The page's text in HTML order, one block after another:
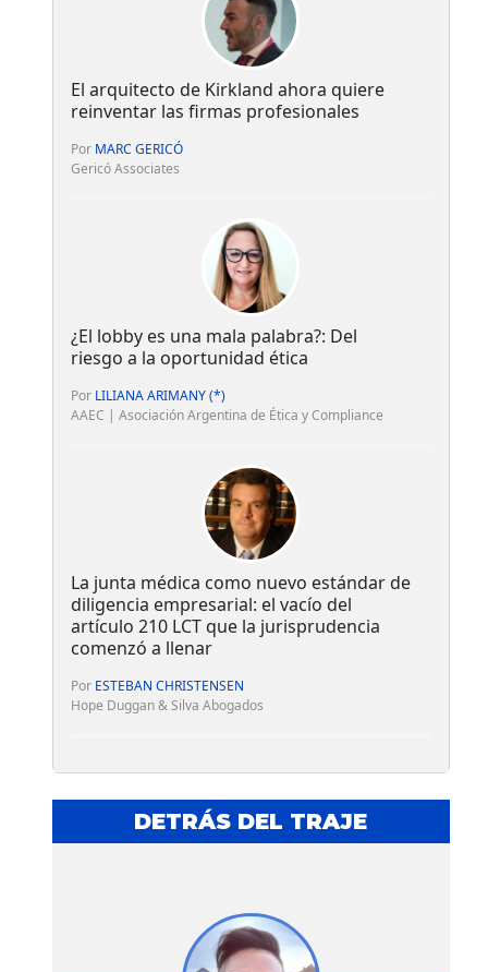
El arquitecto de Kirkland ahora quiere
reinventar las firmas profesionales
Por MARC GERICÓ
Gericó Associates
¿El lobby es una mala palabra?: Del
riesgo a la oportunidad ética
Por LILIANA ARIMANY (*)
AAEC | Asociación Argentina de Ética y Compliance
La junta médica como nuevo estándar de
diligencia empresarial: el vacío del
artículo 210 LCT que la jurisprudencia
comenzó a llenar
Por ESTEBAN CHRISTENSEN
Hope Duggan & Silva Abogados
DETRÁS DEL TRAJE